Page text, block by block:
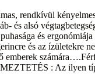
rendkívül
és alsó
és
és az ízületekre
: Az ilyen